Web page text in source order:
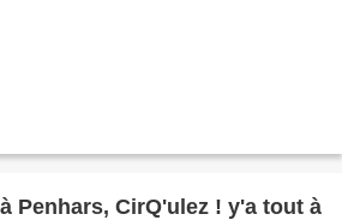
Penhars, CirQ'ulez ! y'a tout à